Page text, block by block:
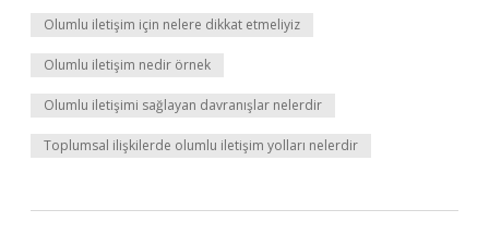
Olumlu iletişim için nelere dikkat etmeliyiz
Olumlu iletişim nedir örnek
Olumlu iletişimi sağlayan davranışlar nelerdir
Toplumsal ilişkilerde olumlu iletişim yolları nelerdir